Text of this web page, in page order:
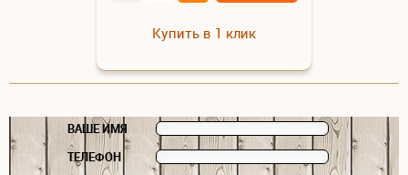
Купить в 1 клик
ВАШЕ ИМЯ
ТЕЛЕФОН